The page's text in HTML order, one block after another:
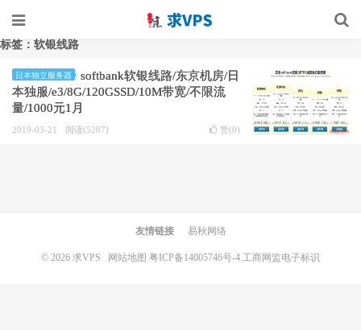
标签：软银线路
日本独立服务器
softbank软银线路/东京机房/日
本独服/e3/8G/120GSSD/10M带宽/不限流
量/1000元1月
2019-03-21 阅读(5287) 赞(0)
友情链接 易秋网络
© 2026 求VPS 网站地图 粤ICP备14005746号-4.工商网监电子标识